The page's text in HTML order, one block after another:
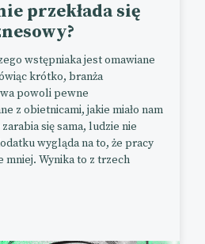
przekłada się
wstępniaka jest omawiane
krótko, branża
powoli pewne
z obietnicami, jakie miało nam
się sama, ludzie nie
wygląda na to, że pracy
mniej. Wynika to z trzech